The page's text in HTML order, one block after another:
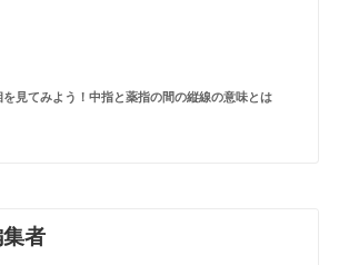
を見てみよう！中指と薬指の間の縦線の意味とは
者